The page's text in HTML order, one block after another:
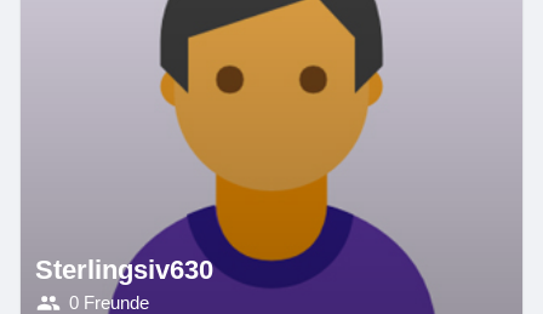
Sterlingsiv630
0 Freunde